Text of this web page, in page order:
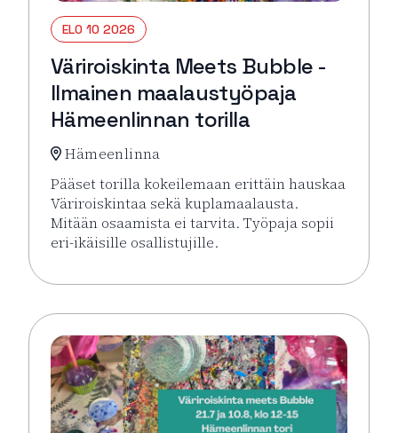
ELO 10 2026
Väriroiskinta Meets Bubble -
Ilmainen maalaustyöpaja
Hämeenlinnan torilla
Hämeenlinna
Pääset torilla kokeilemaan erittäin hauskaa
Väriroiskintaa sekä kuplamaalausta.
Mitään osaamista ei tarvita. Työpaja sopii
eri-ikäisille osallistujille.
Lue lisää tapahtumasta Väriroiskinta Meets